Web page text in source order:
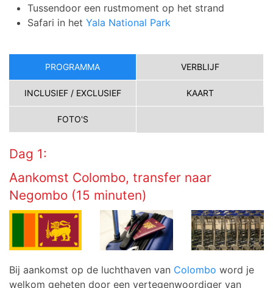
Tussendoor een rustmoment op het strand
Safari in het Yala National Park
PROGRAMMA VERBLIJF
INCLUSIEF / EXCLUSIEF KAART
FOTO'S
Dag 1:
Aankomst Colombo, transfer naar
Negombo (15 minuten)
Bij aankomst op de luchthaven van Colombo word je
welkom geheten door een vertegenwoordiger van